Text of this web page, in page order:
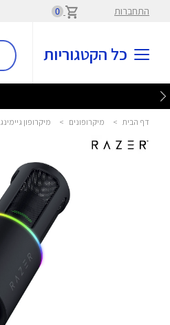
התחברות 0
כל הקטגוריות
דף הבית > מיקרופונים > מיקרופון גיימינג Seiren V3 Pro רייזר - Razer